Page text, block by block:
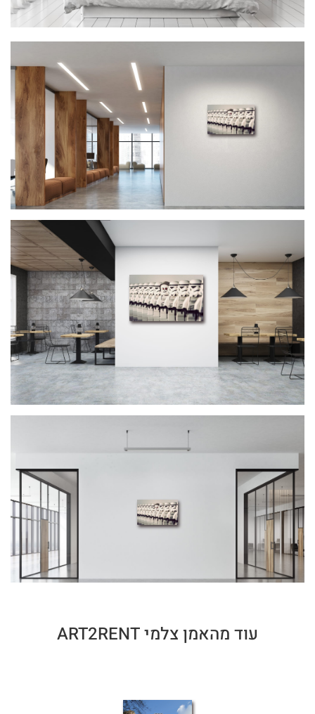
עוד מהאמן צלמי ART2RENT